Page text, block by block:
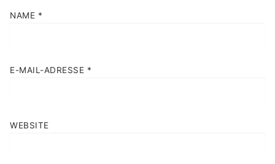
NAME *
E-MAIL-ADRESSE *
WEBSITE